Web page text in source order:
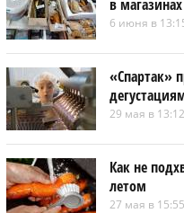
в
6 июня в
«Спартак»
29 мая в 13:12
Как не
летом
27 мая в 15:55